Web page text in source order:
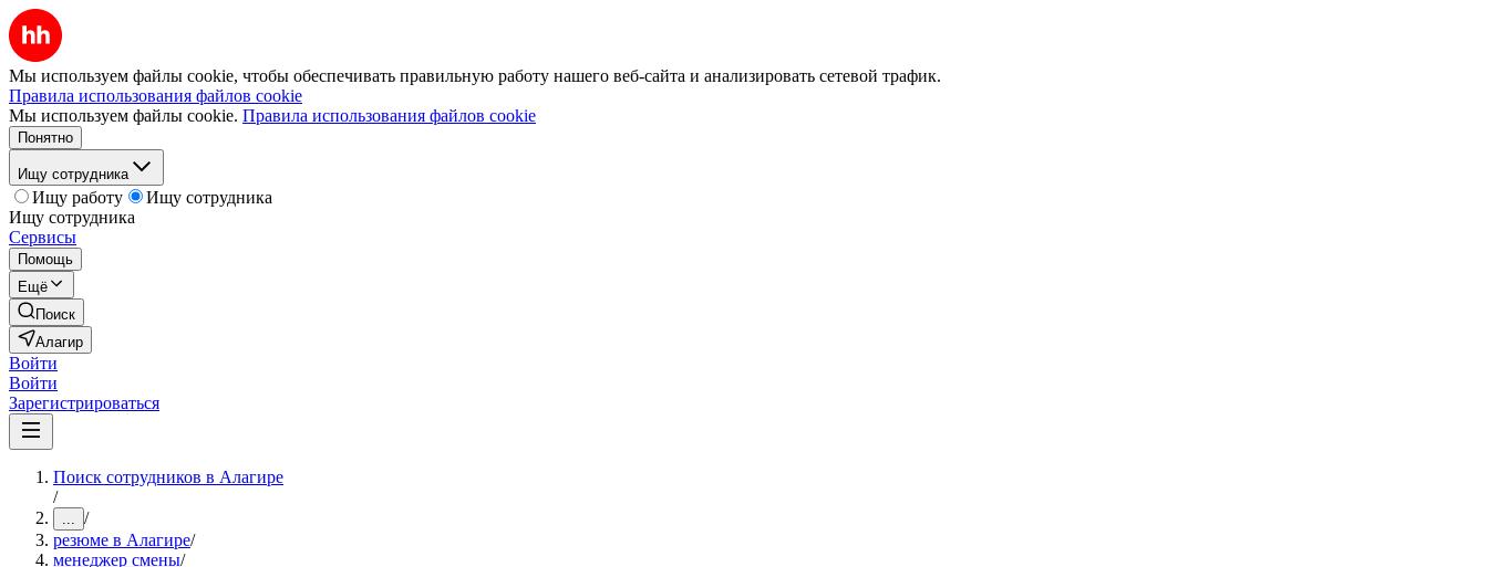
Мы используем файлы cookie, чтобы обеспечивать правильную работу нашего веб-сайта и анализировать сетевой трафик.
Правила использования файлов cookie
Мы используем файлы cookie. Правила использования файлов cookie
Понятно
Ищу сотрудника
Ищу работу
Ищу сотрудника
Ищу сотрудника
Сервисы
Помощь
Ещё
Поиск
Алагир
Войти
Войти
Зарегистрироваться
Поиск сотрудников в Алагире
/
... /
резюме в Алагире/
менеджер смены/